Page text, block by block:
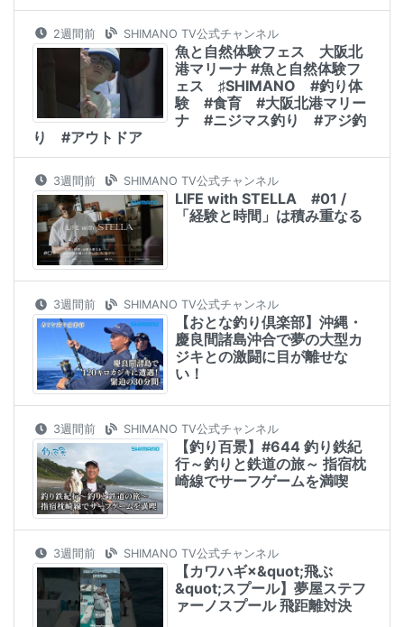
2週間前 SHIMANO TV公式チャンネル
魚と自然体験フェス 大阪北
港マリーナ #魚と自然体験フ
ェス ♯SHIMANO #釣り体
験 #食育 #大阪北港マリー
ナ #ニジマス釣り #アジ釣
り #アウトドア
3週間前 SHIMANO TV公式チャンネル
LIFE with STELLA #01 /
「経験と時間」は積み重なる
3週間前 SHIMANO TV公式チャンネル
【おとな釣り倶楽部】沖縄・
慶良間諸島沖合で夢の大型カ
ジキとの激闘に目が離せな
い！
3週間前 SHIMANO TV公式チャンネル
【釣り百景】#644 釣り鉄紀
行～釣りと鉄道の旅～ 指宿枕
崎線でサーフゲームを満喫
3週間前 SHIMANO TV公式チャンネル
【カワハギ×&quot;飛ぶ
&quot;スプール】夢屋ステフ
ァーノスプール 飛距離対決